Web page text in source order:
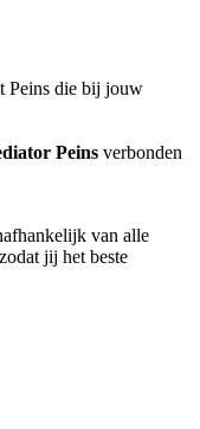
Peins die bij jouw
Peins verbonden
van alle
jij het beste